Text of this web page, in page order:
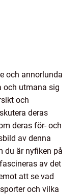
och annorlunda
och utmana sig
och
deras
deras för- och
av denna
du är nyfiken på
av det
att se vad
och vilka